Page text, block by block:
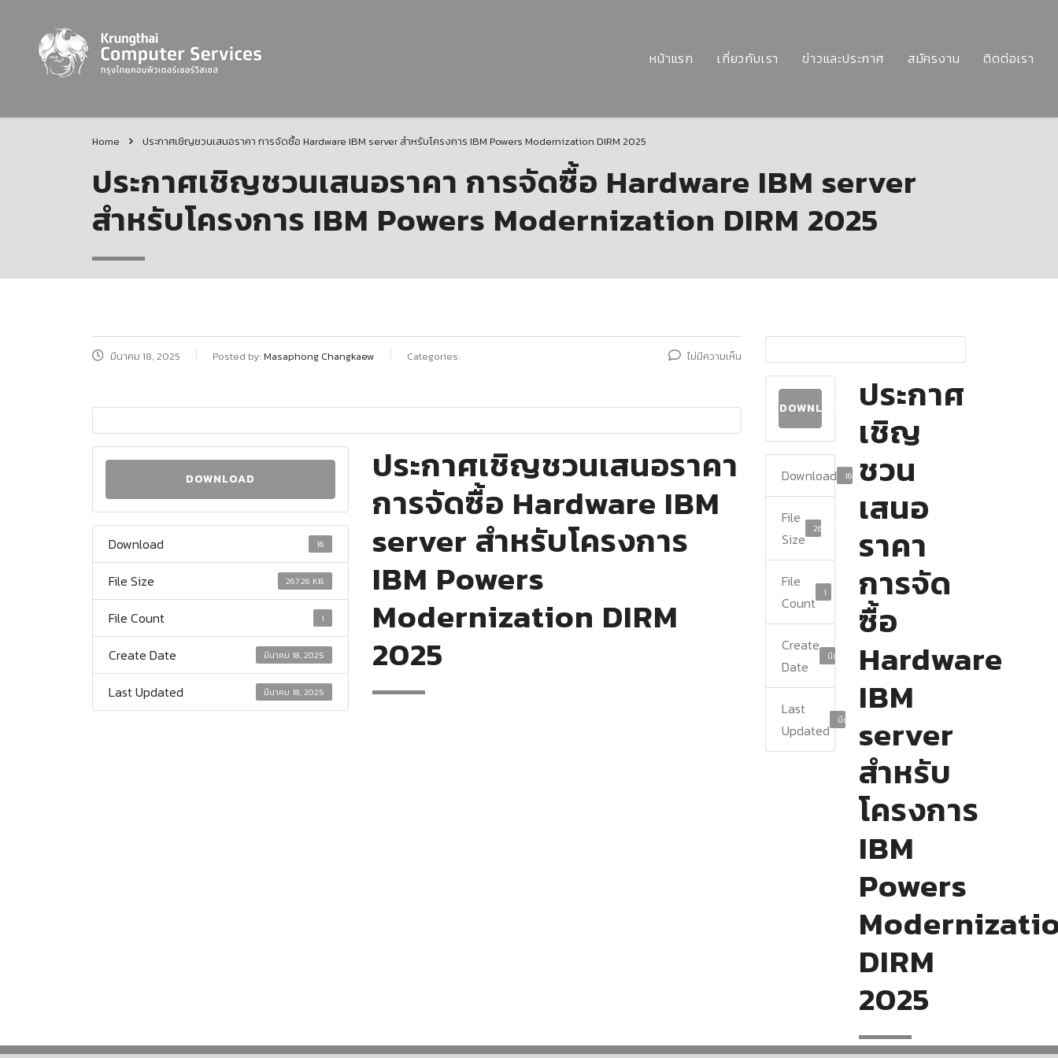
หน้าแรก เกี่ยวกับเรา ข่าวและประกาศ สมัครงาน ติดต่อเรา
Home ประกาศเชิญชวนเสนอราคา การจัดซื้อ Hardware IBM server สำหรับโครงการ IBM Powers Modernization DIRM 2025
ประกาศเชิญชวนเสนอราคา การจัดซื้อ Hardware IBM server
สำหรับโครงการ IBM Powers Modernization DIRM 2025
มีนาคม 18, 2025 Posted by:Masaphong Changkaew Categories: ไม่มีความเห็น
DOWNLOAD
Download 16
File Size 267.26 KB
File Count 1
Create Date มีนาคม 18, 2025
Last Updated มีนาคม 18, 2025
ประกาศเชิญชวนเสนอราคา
การจัดซื้อ Hardware IBM
server สำหรับโครงการ
IBM Powers
Modernization DIRM
2025
DOWNLOAD
Download 16
File
Size
267.26 KB
File
Count
1
Create
Date
มีนาคม 18, 2025
Last
Updated
มีนาคม 18, 2025
ประกาศ
เชิญ
ชวน
เสนอ
ราคา
การจัด
ซื้อ
Hardware
IBM
server
สำหรับ
โครงการ
IBM
Powers
DIRM
2025